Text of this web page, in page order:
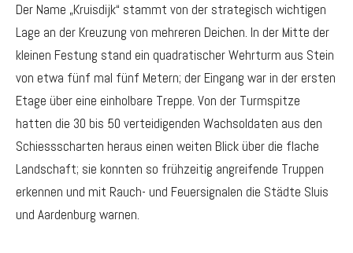
Der Name „Kruisdijk“ stammt von der strategisch wichtigen
Lage an der Kreuzung von mehreren Deichen. In der Mitte der
kleinen Festung stand ein quadratischer Wehrturm aus Stein
von etwa fünf mal fünf Metern; der Eingang war in der ersten
Etage über eine einholbare Treppe. Von der Turmspitze
hatten die 30 bis 50 verteidigenden Wachsoldaten aus den
Schiessscharten heraus einen weiten Blick über die flache
Landschaft; sie konnten so frühzeitig angreifende Truppen
erkennen und mit Rauch- und Feuersignalen die Städte Sluis
und Aardenburg warnen.